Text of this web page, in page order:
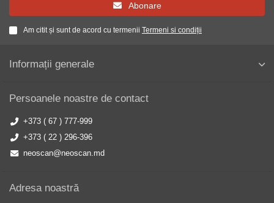
Abonare
Am citit și sunt de acord cu termenii Termeni si condiții
Informații generale
Persoanele noastre de contact
+373 ( 67 ) 777-999
+373 ( 22 ) 296-396
neoscan@neoscan.md
Adresa noastră